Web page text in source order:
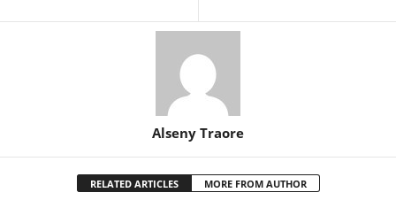
Alseny Traore
RELATED ARTICLES MORE FROM AUTHOR